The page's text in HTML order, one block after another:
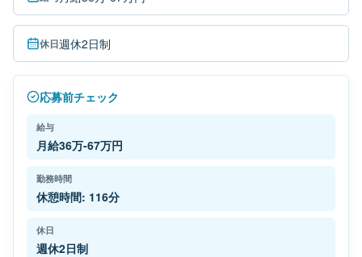
休日週休2日制
応募前チェック
給与
月給36万-67万円
勤務時間
休憩時間: 116分
休日
週休2日制